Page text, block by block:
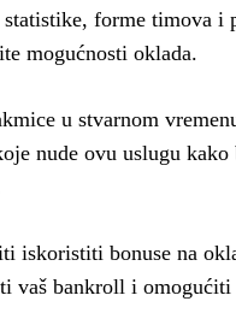
forme timova i
mogućnosti oklada.
u stvarnom
nude ovu uslugu kako
iskoristiti bonuse na
vaš bankroll i omogućiti